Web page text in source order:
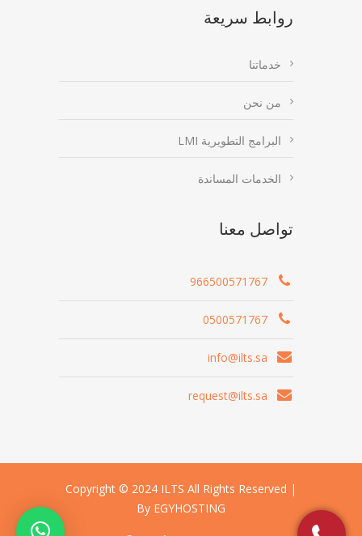
روابط سريعة
خدماتنا
من نحن
البرامج التطويرية LMI
الخدمات المساندة
تواصل معنا
966500571767
0500571767
info@ilts.sa
request@ilts.sa
Copyright © 2024 ILTS All Rights Reserved |
By EGYHOSTING